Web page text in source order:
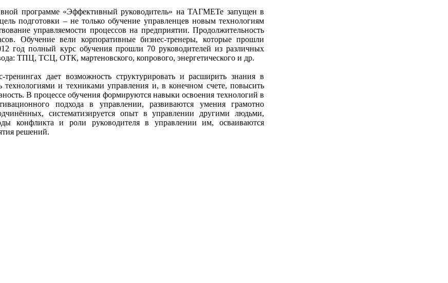
программе «Эффективный руководитель» на ТАГМЕТе запущен в
подготовки – не только обучение управленцев новым технологиям
управляемости процессов на предприятии. Продолжительность
Обучение вели корпоративные бизнес-тренеры, которые прошли
год полный курс обучения прошли 70 руководителей из различных
ТПЦ, ТСЦ, ОТК, мартеновского, копрового, энергетического и др.
тренингах дает возможность структурировать и расширить знания в
технологиями и техниками управления и, в конечном счете, повысить
В процессе обучения формируются навыки освоения технологий в
подхода в управлении, развиваются умения грамотно
систематизируется опыт в управлении другими людьми,
конфликта и роли руководителя в управлении им, осваиваются
решений.